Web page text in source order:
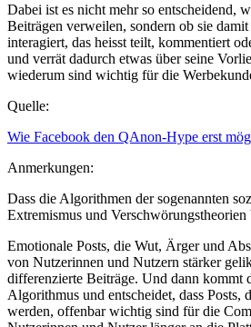
Dabei ist es nicht mehr so entscheidend,
Beiträgen verweilen, sondern ob sie
interagiert, das heisst teilt, kommentiert
und verrät dadurch etwas über seine
wiederum sind wichtig für die
Quelle:
Wie Facebook den QAnon-Hype erst
Anmerkungen:
Dass die Algorithmen der sogenannten
Extremismus und Verschwörungstheorien
Emotionale Posts, die Wut, Ärger und
von Nutzerinnen und Nutzern stärker
differenzierte Beiträge. Und dann kommt
Algorithmus und entscheidet, dass Posts,
werden, offenbar wichtig sind für die